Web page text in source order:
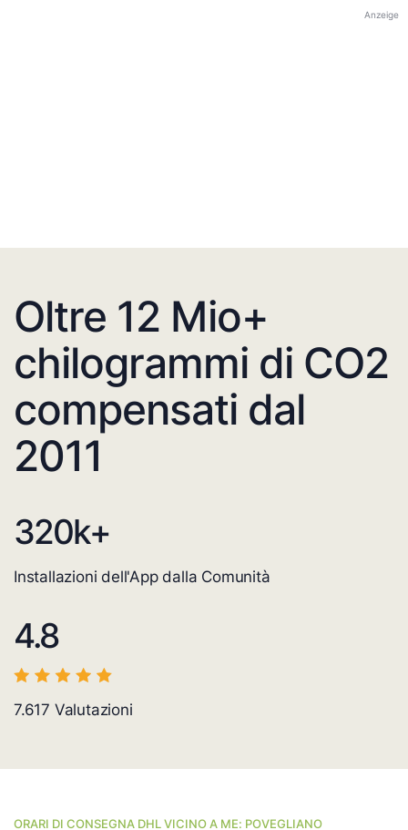
Anzeige
Oltre 12 Mio+
chilogrammi di CO2
compensati dal
2011
320k+
Installazioni dell'App dalla Comunità
4.8
7.617 Valutazioni
ORARI DI CONSEGNA DHL VICINO A ME: POVEGLIANO